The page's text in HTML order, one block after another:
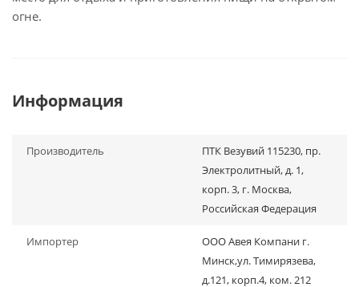
огне.
Информация
Производитель
ПТК Везувий 115230, пр.
Электролитный, д. 1,
корп. 3, г. Москва,
Российская Федерация
Импортер
ООО Авея Компани г.
Минск,ул. Тимирязева,
д.121, корп.4, ком. 212